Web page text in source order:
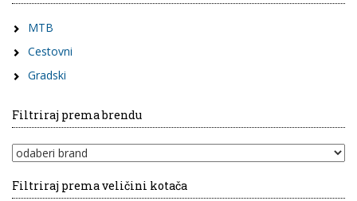
MTB
Cestovni
Gradski
Filtriraj prema brendu
Filtriraj prema veličini kotača